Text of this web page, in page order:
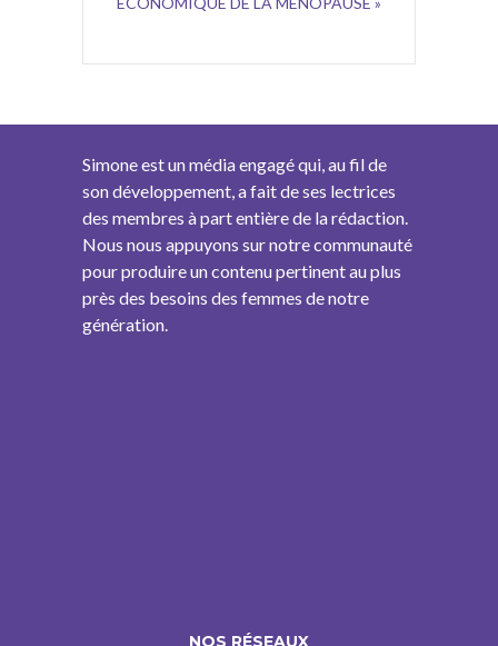
Simone est un média engagé qui, au fil de
son développement, a fait de ses lectrices
des membres à part entière de la rédaction.
Nous nous appuyons sur notre communauté
pour produire un contenu pertinent au plus
près des besoins des femmes de notre
génération.
NOS RÉSEAUX